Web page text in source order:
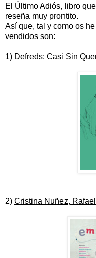
El Último Adiós, libro
reseña muy prontito.
Así que, tal y como os
vendidos son:
1) Defreds: Casi Sin
2) Cristina Nuñez,